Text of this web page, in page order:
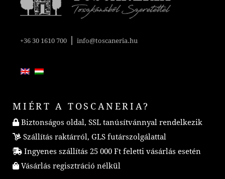
+36 30 1610 700 |info@toscaneria.hu
MIÉRT A TOSCANERIA?
Biztonságos oldal, SSL tanúsítvánnyal rendelkezik
Szállítás raktárról, GLS futárszolgálattal
Ingyenes szállítás 25 000 Ft feletti vásárlás esetén
Vásárlás regisztráció nélkül